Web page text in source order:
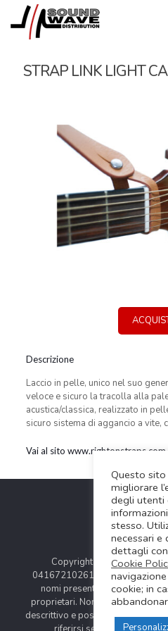
STRAP LINK LIGHT
Descrizione
Laccio in pelle, unico nel suo
veloce e sicuro la tracolla alla
acustica/classica, realizzato in
sicuro sistema di aggancio a vite,
Vai al sito www.rightonstraps.com
Copyright © 2024
04167210261 |
COOKIES
nomi presentati in questo
proprietari. Nomi e
descrittivo e possono variare
Questo
migliorare
degli utenti
stesso.
necessari e
dettagli
Cookie
cookie; in